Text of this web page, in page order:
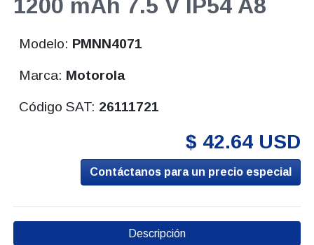
1200 mAh 7.5 V IP54 A8
Modelo: PMNN4071
Marca: Motorola
Código SAT: 26111721
$ 42.64 USD
Contáctanos para un precio especial
Descripción